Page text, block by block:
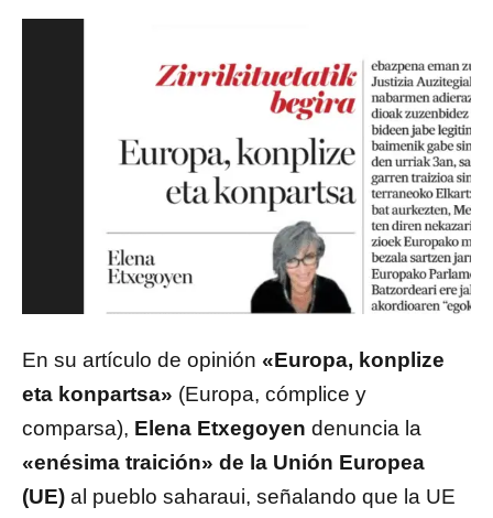
En su artículo de opinión «Europa, konplize
eta konpartsa» (Europa, cómplice y
comparsa), Elena Etxegoyen denuncia la
«enésima traición» de la Unión Europea
(UE) al pueblo saharaui, señalando que la UE